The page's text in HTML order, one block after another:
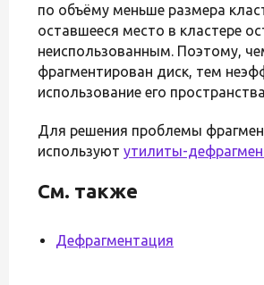
по объёму меньше размера
оставшееся место в кластере
неиспользованным. Поэтому,
фрагментирован диск, тем
использование его
Для решения проблемы
используют утилиты-
См. также
Дефрагментация